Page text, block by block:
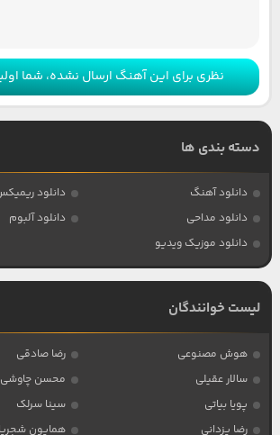
نظری برای این آهنگ ارسال نشده، شما
دسته بندی ها
دانلود آهنگ
دانلود
دانلود مداحی
دانلود آلبوم
دانلود موزیک ویدیو
لیست خوانندگان
هوش مصنوعی
رضا صادقی
سالار عقیلی
محسن چاوشی
پویا بیاتی
سینا سرلک
رضا یزدانی
همایون